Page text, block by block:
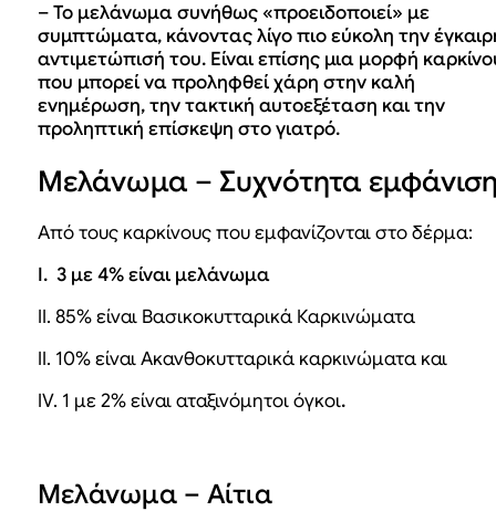
– Το μελάνωμα συνήθως «προειδοποιεί» με
συμπτώματα, κάνοντας λίγο πιο εύκολη την
αντιμετώπισή του. Είναι επίσης μια μορφή
που μπορεί να προληφθεί χάρη στην καλή
ενημέρωση, την τακτική αυτοεξέταση και την
προληπτική επίσκεψη στο γιατρό.
Μελάνωμα – Συχνότητα
Από τους καρκίνους που εμφανίζονται στο δέρμα:
Ι. 3 με 4% είναι μελάνωμα
ΙΙ. 85% είναι Βασικοκυτταρικά Καρκινώματα
ΙΙ. 10% είναι Ακανθοκυτταρικά καρκινώματα και
ΙV. 1 με 2% είναι αταξινόμητοι όγκοι.
Μελάνωμα – Αίτια